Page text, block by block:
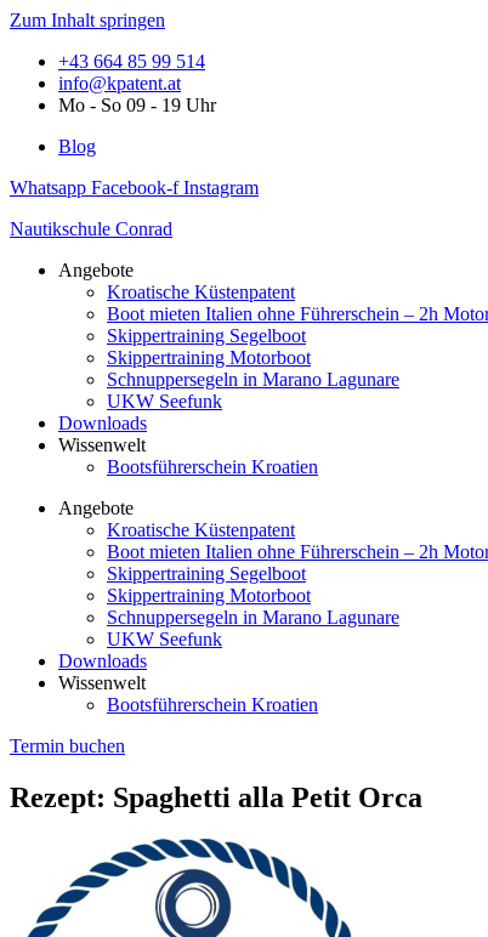
Zum Inhalt springen
+43 664 85 99 514
info@kpatent.at
Mo - So 09 - 19 Uhr
Blog
Whatsapp Facebook-f Instagram
Nautikschule Conrad
Angebote
Kroatische Küstenpatent
Boot mieten Italien ohne Führerschein – 2h
Skippertraining Segelboot
Skippertraining Motorboot
Schnuppersegeln in Marano Lagunare
UKW Seefunk
Downloads
Wissenwelt
Bootsführerschein Kroatien
Angebote
Kroatische Küstenpatent
Boot mieten Italien ohne Führerschein – 2h
Skippertraining Segelboot
Skippertraining Motorboot
Schnuppersegeln in Marano Lagunare
UKW Seefunk
Downloads
Wissenwelt
Bootsführerschein Kroatien
Termin buchen
Rezept: Spaghetti alla Petit Orca